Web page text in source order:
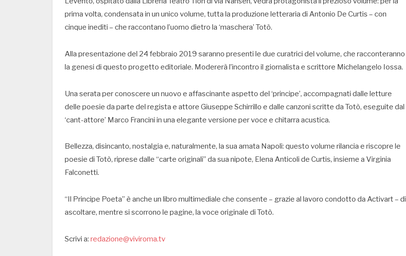
prima volta, condensata in un unico volume, tutta la produzione letteraria di Antonio De Curtis – con
cinque inediti – che raccontano l’uomo dietro la ‘maschera’ Totò.
Alla presentazione del 24 febbraio 2019 saranno presenti le due curatrici del volume, che racconteranno
la genesi di questo progetto editoriale. Modererà l’incontro il giornalista e scrittore Michelangelo Iossa.
Una serata per conoscere un nuovo e affascinante aspetto del ‘principe’, accompagnati dalle letture
delle poesie da parte del regista e attore Giuseppe Schirrillo e dalle canzoni scritte da Totò, eseguite dal
‘cant-attore’ Marco Francini in una elegante versione per voce e chitarra acustica.
Bellezza, disincanto, nostalgia e, naturalmente, la sua amata Napoli: questo volume rilancia e riscopre le
poesie di Totò, riprese dalle “carte originali” da sua nipote, Elena Anticoli de Curtis, insieme a Virginia
Falconetti.
“Il Principe Poeta” è anche un libro multimediale che consente – grazie al lavoro condotto da Activart – di
ascoltare, mentre si scorrono le pagine, la voce originale di Totò.
Scrivi a: redazione@viviroma.tv